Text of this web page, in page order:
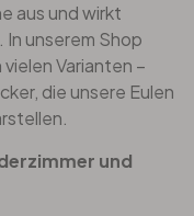
aus und wirkt
unserem Shop
Varianten –
die unsere Eulen
und